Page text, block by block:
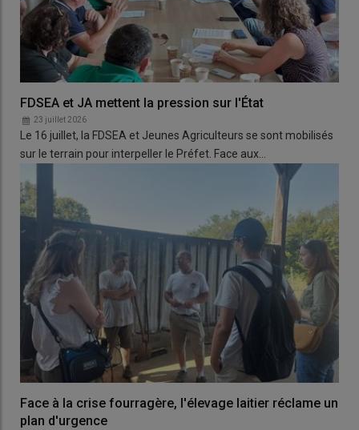
FDSEA et JA mettent la pression sur l'État
23 juillet 2026
Le 16 juillet, la FDSEA et Jeunes Agriculteurs se sont mobilisés
sur le terrain pour interpeller le Préfet. Face aux…
Face à la crise fourragère, l'élevage laitier réclame un
plan d'urgence